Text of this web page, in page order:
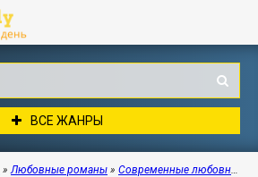
ВСЕ ЖАНРЫ
»Любовные романы » Современные любовные